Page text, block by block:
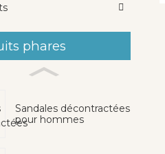
phares
Sandales décontractées
pour hommes